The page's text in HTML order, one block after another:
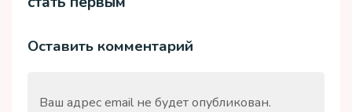
Оставить комментарий
Ваш адрес email не будет опубликован.